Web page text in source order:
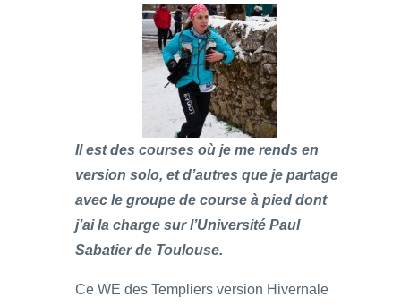
Il est des courses où je me rends en
version solo, et d’autres que je partage
avec le groupe de course à pied dont
j’ai la charge sur l’Université Paul
Sabatier de Toulouse.
Ce WE des Templiers version Hivernale